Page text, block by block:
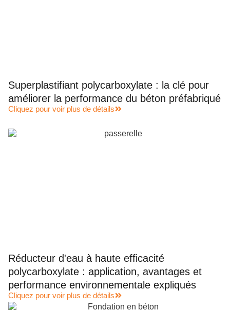
Superplastifiant polycarboxylate : la clé pour
améliorer la performance du béton préfabriqué
Cliquez pour voir plus de détails
Réducteur d'eau à haute efficacité
polycarboxylate : application, avantages et
performance environnementale expliqués
Cliquez pour voir plus de détails